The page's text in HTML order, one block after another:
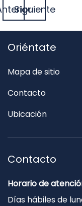
Siguiente
Oriéntate
Mapa de sitio
Contacto
Ubicación
Contacto
Horario de
Días hábiles de